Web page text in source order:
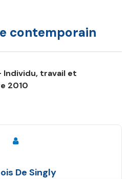
contemporain
Individu, travail et
2010
De Singly